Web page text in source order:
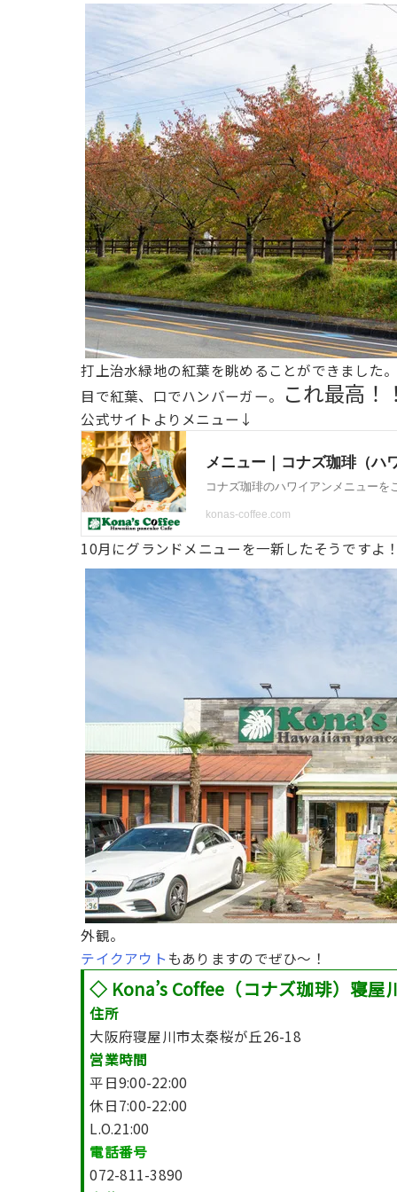
打上治水緑地の紅葉を眺めることができました
目で紅葉、口でハンバーガー。
これ最高！
公式サイトよりメニュー↓
10月にグランドメニューを一新したそうですよ
外観。
テイクアウト もありますのでぜひ〜！
◇ Kona’s Coffee（コナズ珈琲）寝屋
住所
大阪府寝屋川市太秦桜が丘26-18
営業時間
平日9:00-22:00
休日7:00-22:00
L.O.21:00
電話番号
072-811-3890